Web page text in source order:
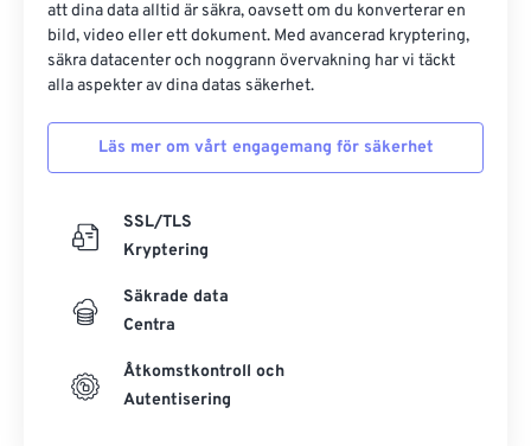
att dina data alltid är säkra, oavsett om du konverterar en
bild, video eller ett dokument. Med avancerad kryptering,
säkra datacenter och noggrann övervakning har vi täckt
alla aspekter av dina datas säkerhet.
Läs mer om vårt engagemang för säkerhet
SSL/TLS
Kryptering
Säkrade data
Centra
Åtkomstkontroll och
Autentisering